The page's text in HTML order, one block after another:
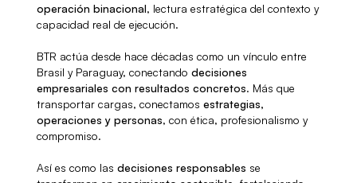
operación binacional, lectura estratégica del contexto y
capacidad real de ejecución.
BTR actúa desde hace décadas como un vínculo entre
Brasil y Paraguay, conectando decisiones
empresariales con resultados concretos. Más que
transportar cargas, conectamos estrategias,
operaciones y personas, con ética, profesionalismo y
compromiso.
Así es como las decisiones responsables se